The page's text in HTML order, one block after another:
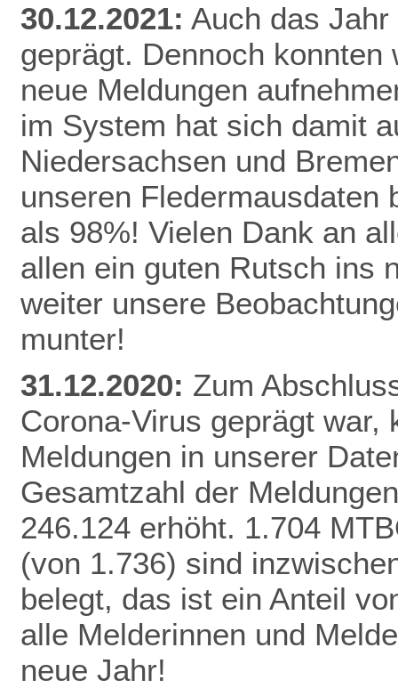
30.12.2021: Auch das
geprägt. Dennoch
neue Meldungen
im System hat sich damit
Niedersachsen und
unseren Fledermausdaten
als 98%! Vielen Dank an
allen ein guten Rutsch ins
weiter unsere
munter!
31.12.2020: Zum
Corona-Virus geprägt war,
Meldungen in unserer
Gesamtzahl der
246.124 erhöht. 1.704
(von 1.736) sind
belegt, das ist ein Anteil
alle Melderinnen und
neue Jahr!